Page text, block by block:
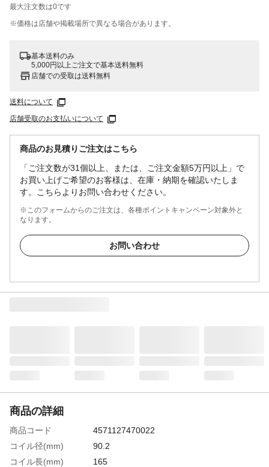
最大注文数は0です
※価格は​店舗や​掲載場所で​異なる​場合が​あります。
基本送料のみ
5,000円以上ご注文で基本送料無料
店舗での受取は送料無料
送料について
店舗受取のお支払いについて
商品のお見積りご注文はこちら
「ご注文数が31個以上、または、ご注文金額5万円以上」で
お買い上げご希望のお客様は、在庫・納期を確認いたしま
す。こちらよりお問い合わせください。
※このフォームからのご注文は、各種ポイントキャンペーン対象外と
なります。
お問い合わせ
商品の詳細
商品コード
4571127470022
コイル径(mm)
90.2
コイル長(mm)
165